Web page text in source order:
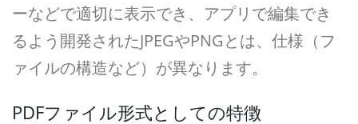
ーなどで適切に表示でき、アプリで編集でき
るよう開発されたJPEGやPNGとは、仕様（フ
ァイルの構造など）が異なります。
PDFファイル形式としての特徴